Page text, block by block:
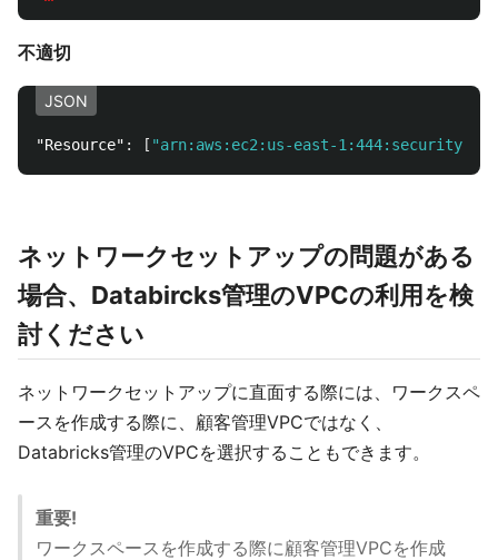
不適切
JSON
"Resource" : [ "arn:aws:ec2:us-east-1:444:security-
ネットワークセットアップの問題がある
場合、Databircks管理のVPCの利用を検
討ください
ネットワークセットアップに直面する際には、ワークスペ
ースを作成する際に、顧客管理VPCではなく、
Databricks管理のVPCを選択することもできます。
重要!
ワークスペースを作成する際に顧客管理VPCを作成